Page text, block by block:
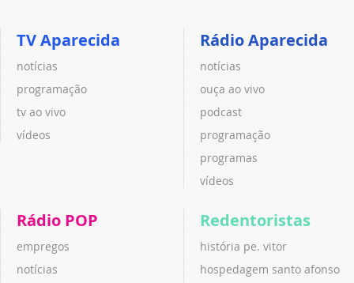
TV Aparecida
notícias
programação
tv ao vivo
vídeos
Rádio Aparecida
notícias
ouça ao vivo
podcast
programação
programas
vídeos
Rádio POP
empregos
notícias
Redentoristas
história pe. vitor
hospedagem santo afonso